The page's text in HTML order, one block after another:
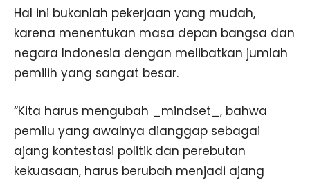
Hal ini bukanlah pekerjaan yang mudah,
karena menentukan masa depan bangsa dan
negara Indonesia dengan melibatkan jumlah
pemilih yang sangat besar.
“Kita harus mengubah _mindset_, bahwa
pemilu yang awalnya dianggap sebagai
ajang kontestasi politik dan perebutan
kekuasaan, harus berubah menjadi ajang